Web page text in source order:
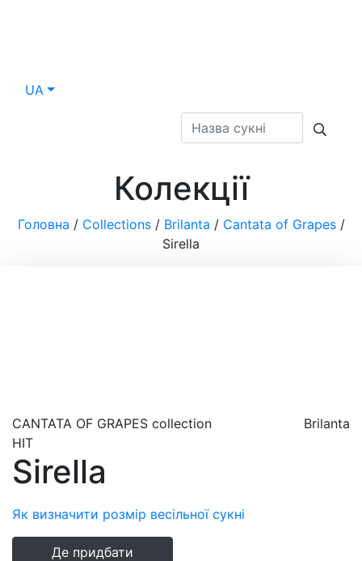
UA
Колекції
Головна / Collections/ Brilanta / Cantata of Grapes/
Sirella
CANTATA OF GRAPES collection
Brilanta
HIT
Sirella
Як визначити розмір весільної сукні
Де придбати